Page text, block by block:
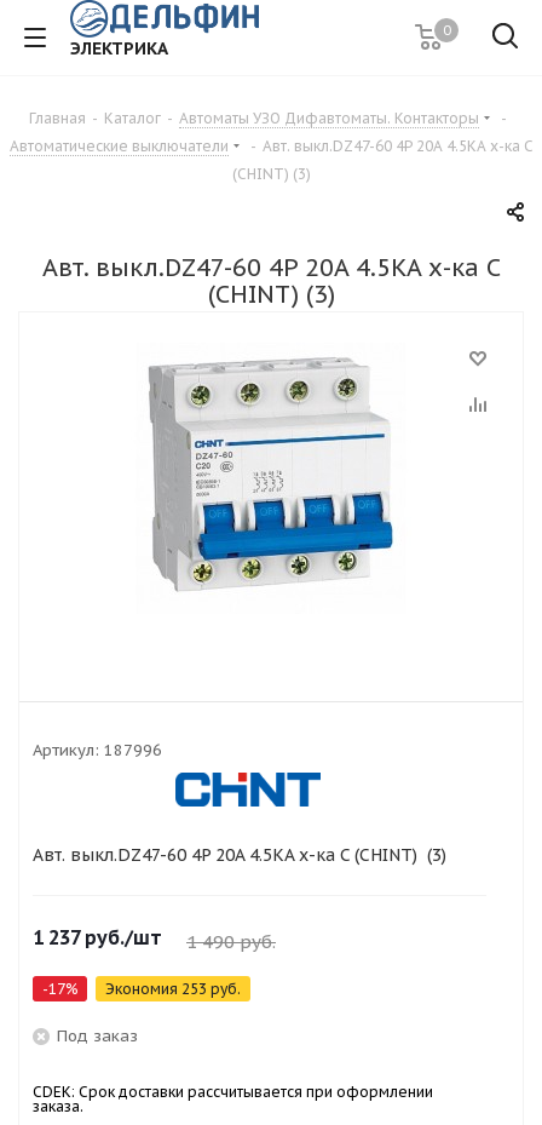
ЭЛЕКТРИКА
0
Главная - Каталог - Автоматы УЗО Дифавтоматы. Контакторы
-
Автоматические выключатели
- Авт. выкл.DZ47-60 4P 20A 4.5KA х-ка C
(CHINT) (3)
Авт. выкл.DZ47-60 4P 20A 4.5KA х-ка C
(CHINT) (3)
Артикул: 187996
Авт. выкл.DZ47-60 4P 20A 4.5KA х-ка C (CHINT) (3)
1 237руб./шт 1 490руб.
-17% Экономия 253 руб.
Под заказ
CDEK: Срок доставки рассчитывается при оформлении
заказа.